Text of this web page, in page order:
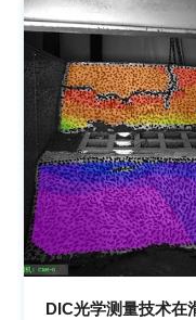
DIC光学测量技术在